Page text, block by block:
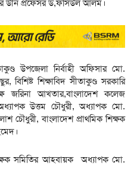
ডীন প্রফেসর ড,ফসিউল আলম।
উপজেলা নির্বাহী অফিসার মো.
শিক্ষাবিদ সীতাকুণ্ড সরকারি
জরিনা আখতার,বাংলাদেশ কলেজ
অধ্যাপক উত্তম চৌধুরী, অধ্যাপক মো.
বাংলাদেশ প্রাথমিক শিক্ষক
সমিতির আহবায়ক অধ্যাপক মো.